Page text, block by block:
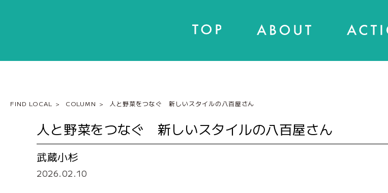
FIND LOCAL COLUMN 人と野菜をつなぐ 新しいスタイルの八百屋さん
人と野菜をつなぐ 新しいスタイルの八百屋さん
武蔵小杉
2026.02.10